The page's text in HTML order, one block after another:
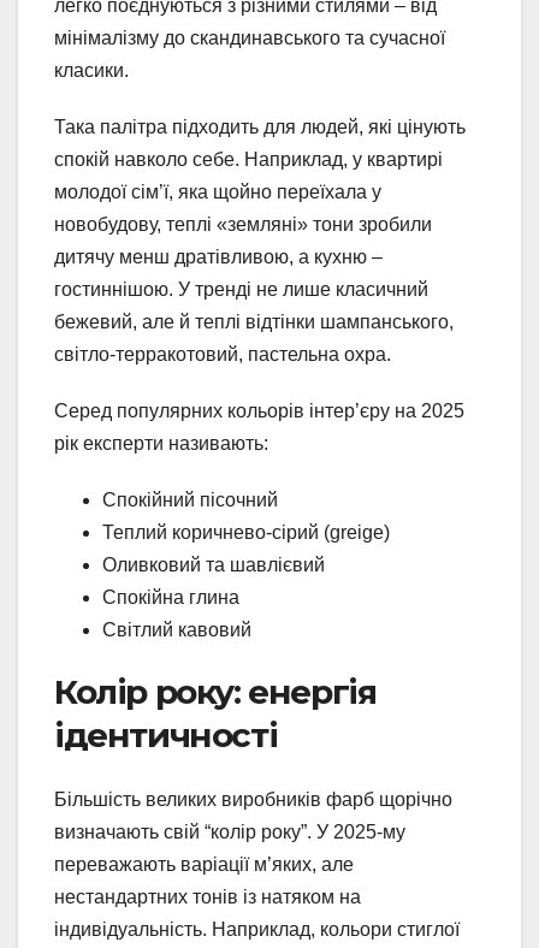
легко поєднуються з різними стилями – від
мінімалізму до скандинавського та сучасної
класики.
Така палітра підходить для людей, які цінують
спокій навколо себе. Наприклад, у квартирі
молодої сім’ї, яка щойно переїхала у
новобудову, теплі «земляні» тони зробили
дитячу менш дратівливою, а кухню –
гостиннішою. У тренді не лише класичний
бежевий, але й теплі відтінки шампанського,
світло-терракотовий, пастельна охра.
Серед популярних кольорів інтер’єру на 2025
рік експерти називають:
Спокійний пісочний
Теплий коричнево-сірий (greige)
Оливковий та шавлієвий
Спокійна глина
Світлий кавовий
Колір року: енергія
ідентичності
Більшість великих виробників фарб щорічно
визначають свій “колір року”. У 2025-му
переважають варіації м’яких, але
нестандартних тонів із натяком на
індивідуальність. Наприклад, кольори стиглої